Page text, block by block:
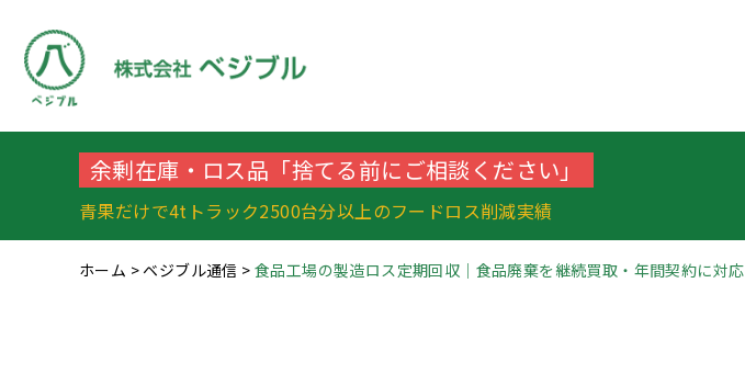
余剰在庫・ロス品「捨てる前にご相談ください」
青果だけで4tトラック2500台分以上のフードロス削減実績
ホーム > ベジブル通信 >食品工場の製造ロス定期回収｜食品廃棄を継続買取・年間契約に対応